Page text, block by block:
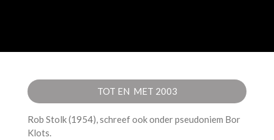
TOT EN MET 2003
Rob Stolk (1954), schreef ook onder pseudoniem Bor
Klots.